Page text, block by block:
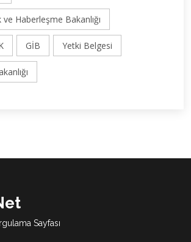
Haberleşme Bakanlığı
GİB Yetki Belgesi
Sayfası